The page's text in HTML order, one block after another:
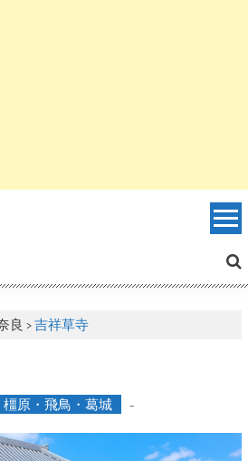
良 >吉祥草寺
橿原・飛鳥・葛城 -